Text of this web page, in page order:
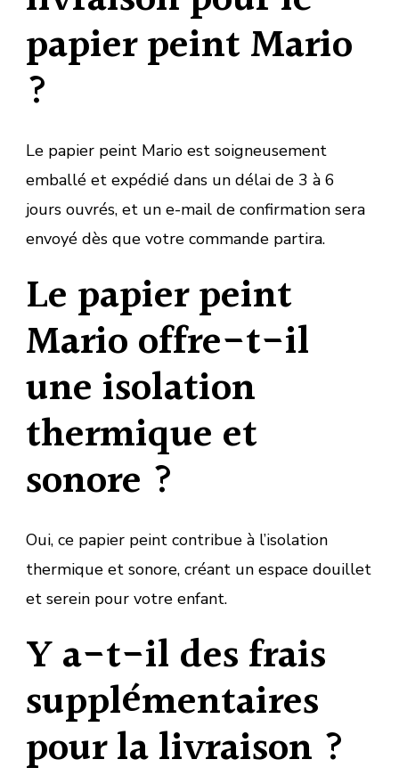
papier peint Mario
?
Le papier peint Mario est soigneusement
emballé et expédié dans un délai de 3 à 6
jours ouvrés, et un e-mail de confirmation sera
envoyé dès que votre commande partira.
Le papier peint
Mario offre-t-il
une isolation
thermique et
sonore ?
Oui, ce papier peint contribue à l’isolation
thermique et sonore, créant un espace douillet
et serein pour votre enfant.
Y a-t-il des frais
supplémentaires
pour la livraison ?